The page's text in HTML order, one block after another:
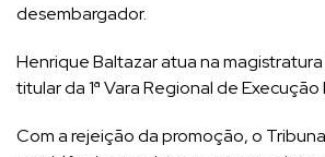
desembargador.
Henrique Baltazar atua na magistratura
titular da 1ª Vara Regional de Execução
Com a rejeição da promoção, o